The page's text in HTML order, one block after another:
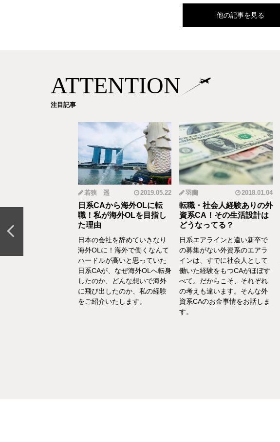
他の記事を見る
ATTENTION
注目記事
ら野菜ソムリエ
の転職＆セカン
ア体験談vol.13～
若狭 遥 2019.05.22
日系CAから海外OLに転
職！私が海外OLを目指し
た理由
日本の会社を辞めていきなり
海外OLに！海外で働くなんて
ハードルが高いと思っていた
日系CAが、なぜ海外OLへ転身
したのか、どんな想いで海外
に飛び出したのか、私の経験
をご紹介いたします。
羽蘭 2018.01.04
転職・社会人経験ありの外
資系CA！その生活設計は
どうなってる？
日系エアラインと違い新卒で
の募集がない外資系のエアラ
インは、すでに社会人として
働いた経験をもつCAがほぼす
べて。だからこそ、それぞれ
の考えも違います。そんな外
資系CAのお金事情をお話しま
す。